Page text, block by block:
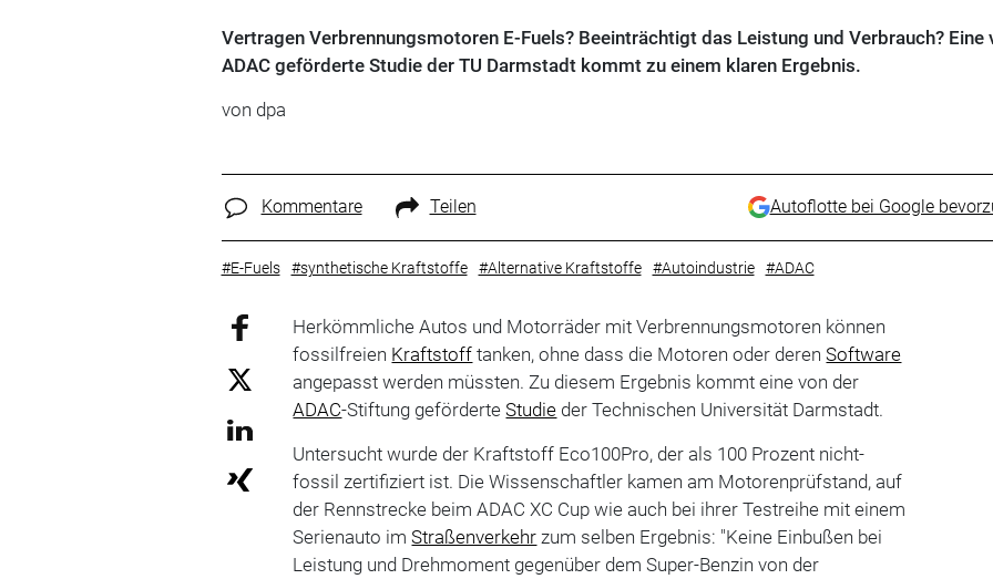
Vertragen Verbrennungsmotoren E-Fuels? Beeinträchtigt das Leistung und Verbrauch? Eine
ADAC geförderte Studie der TU Darmstadt kommt zu einem klaren Ergebnis.
von dpa
Kommentare Teilen Autoflotte bei Google
#E-Fuels #synthetische Kraftstoffe #Alternative Kraftstoffe #Autoindustrie #ADAC
Herkömmliche Autos und Motorräder mit Verbrennungsmotoren können
fossilfreien Kraftstoff tanken, ohne dass die Motoren oder derenSoftware
angepasst werden müssten. Zu diesem Ergebnis kommt eine von der
ADAC-Stiftung geförderteStudie der Technischen Universität Darmstadt.
Untersucht wurde der Kraftstoff Eco100Pro, der als 100 Prozent nicht-
fossil zertifiziert ist. Die Wissenschaftler kamen am Motorenprüfstand, auf
der Rennstrecke beim ADAC XC Cup wie auch bei ihrer Testreihe mit einem
Serienauto imStraßenverkehr zum selben Ergebnis: "Keine Einbußen bei
Leistung und Drehmoment gegenüber dem Super-Benzin von der